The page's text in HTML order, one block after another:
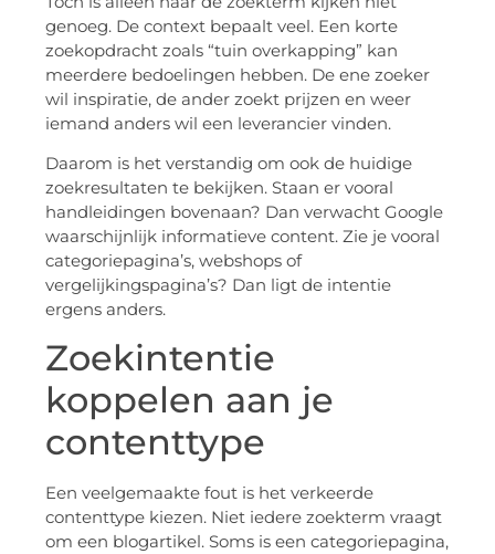
genoeg. De context bepaalt veel. Een korte
zoekopdracht zoals “tuin overkapping” kan
meerdere bedoelingen hebben. De ene zoeker
wil inspiratie, de ander zoekt prijzen en weer
iemand anders wil een leverancier vinden.
Daarom is het verstandig om ook de huidige
zoekresultaten te bekijken. Staan er vooral
handleidingen bovenaan? Dan verwacht Google
waarschijnlijk informatieve content. Zie je vooral
categoriepagina’s, webshops of
vergelijkingspagina’s? Dan ligt de intentie
ergens anders.
Zoekintentie
koppelen aan je
contenttype
Een veelgemaakte fout is het verkeerde
contenttype kiezen. Niet iedere zoekterm vraagt
om een blogartikel. Soms is een categoriepagina,